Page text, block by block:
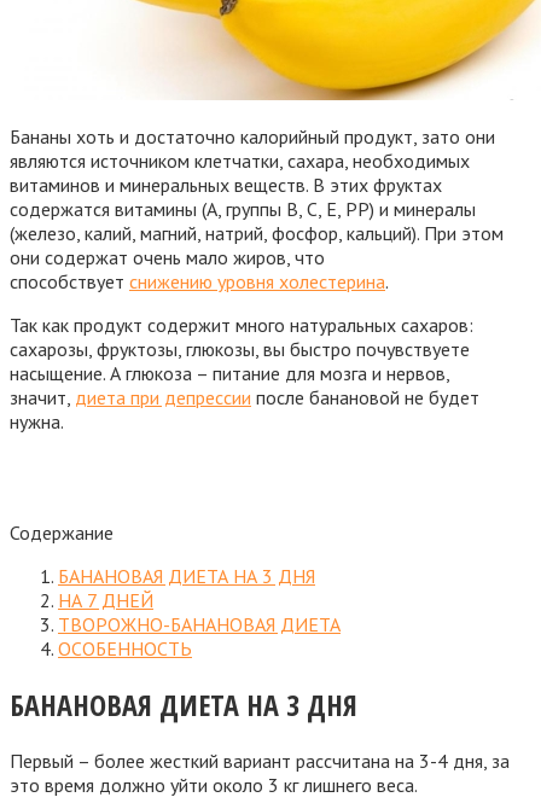
Бананы хоть и достаточно калорийный продукт, зато они
являются источником клетчатки, сахара, необходимых
витаминов и минеральных веществ. В этих фруктах
содержатся витамины (A, группы B, C, E, PP) и минералы
(железо, калий, магний, натрий, фосфор, кальций). При этом
они содержат очень мало жиров, что
способствует снижению уровня холестерина.
Так как продукт содержит много натуральных сахаров:
сахарозы, фруктозы, глюкозы, вы быстро почувствуете
насыщение. А глюкоза – питание для мозга и нервов,
значит, диета при депрессии после банановой не будет
нужна.
Содержание
БАНАНОВАЯ ДИЕТА НА 3 ДНЯ
НА 7 ДНЕЙ
ТВОРОЖНО-БАНАНОВАЯ ДИЕТА
ОСОБЕННОСТЬ
БАНАНОВАЯ ДИЕТА НА 3 ДНЯ
Первый – более жесткий вариант рассчитана на 3-4 дня, за
это время должно уйти около 3 кг лишнего веса.